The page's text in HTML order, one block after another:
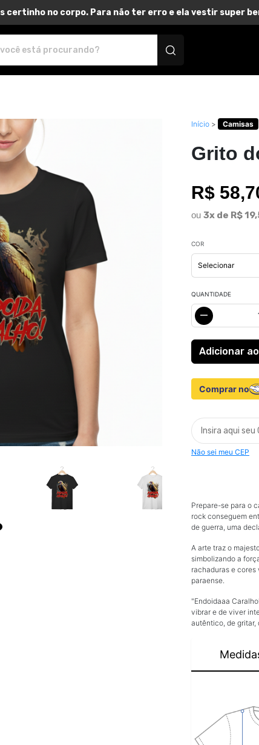
certinho no corpo. Para não ter erro e ela vestir super
produtos personalizados
Início > Camisas
Grito
R$
ou 3x de R$
COR
QUANTIDADE
Comprar no
Não sei meu CEP
Prepare-se para o
rock conseguem
de guerra, uma
A arte traz o
simbolizando a
rachaduras e
paraense.
"Endoidaaa
vibrar e de viver
autêntico, de gritar,